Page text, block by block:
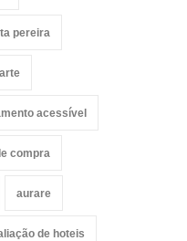
pereira
acessível
compra
aurare
de hoteis